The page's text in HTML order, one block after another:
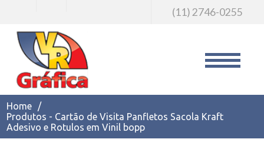
(11) 2746-0255
Home
/
Produtos - Cartão de Visita Panfletos Sacola Kraft
Adesivo e Rotulos em Vinil bopp